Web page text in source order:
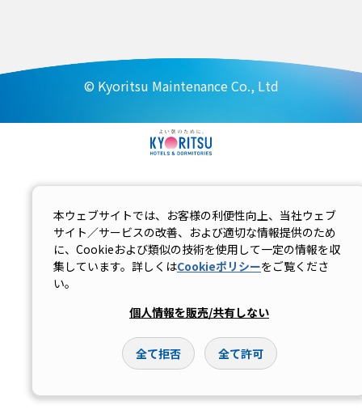
© Kyoritsu Maintenance Co., Ltd
本ウェブサイトでは、お客様の利便性向上、当社ウェブ
サイト／サービスの改善、および適切な情報提供のため
に、Cookieおよび類似の技術を使用して一定の情報を収
集しています。詳しくはCookieポリシーをご覧くださ
い。
個人情報を販売/共有しない
全て拒否 全て許可